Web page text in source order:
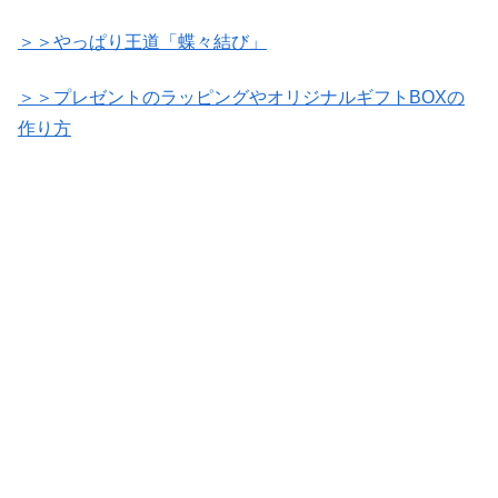
＞＞やっぱり王道「蝶々結び」
＞＞プレゼントのラッピングやオリジナルギフトBOXの
作り方